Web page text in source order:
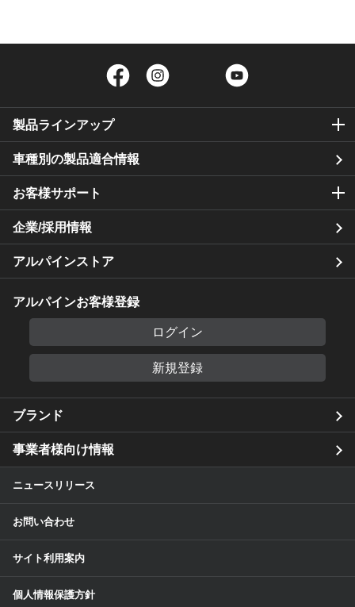
Facebook Twitter
製品ラインアップ
車種別の製品適合情報
お客様サポート
企業/採用情報
アルパインストア
アルパインお客様登録
ログイン
新規登録
ブランド
事業者様向け情報
ニュースリリース
お問い合わせ
サイト利用案内
個人情報保護方針